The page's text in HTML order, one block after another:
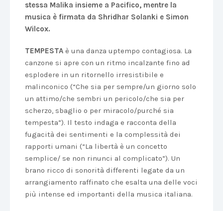
stessa Malika insieme a Pacifico, mentre la
musica è firmata da Shridhar Solanki e Simon
Wilcox.
TEMPESTA è una danza uptempo contagiosa. La
canzone si apre con un ritmo incalzante fino ad
esplodere in un ritornello irresistibile e
malinconico (“Che sia per sempre/un giorno solo
un attimo/che sembri un pericolo/che sia per
scherzo, sbaglio o per miracolo/purché sia
tempesta”). Il testo indaga e racconta della
fugacità dei sentimenti e la complessità dei
rapporti umani (“La libertà è un concetto
semplice/ se non rinunci al complicato”). Un
brano ricco di sonorità differenti legate da un
arrangiamento raffinato che esalta una delle voci
più intense ed importanti della musica italiana.